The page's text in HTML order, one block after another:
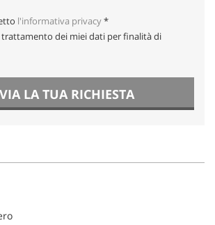
l'informativa privacy*
trattamento dei miei dati per finalità di
LA TUA RICHIESTA